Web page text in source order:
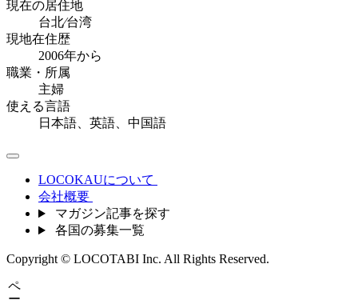
現在の居住地
台北⁄台湾
現地在住歴
2006年から
職業・所属
主婦
使える言語
日本語、英語、中国語
LOCOKAUについて
会社概要
マガジン記事を探す
各国の募集一覧
Copyright © LOCOTABI Inc. All Rights Reserved.
ペ